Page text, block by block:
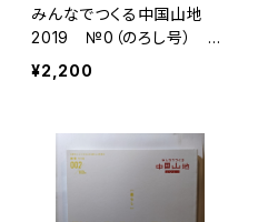
みんなでつくる中国山地
2019 №0（のろし号） 過
疎は終わった！
¥2,200